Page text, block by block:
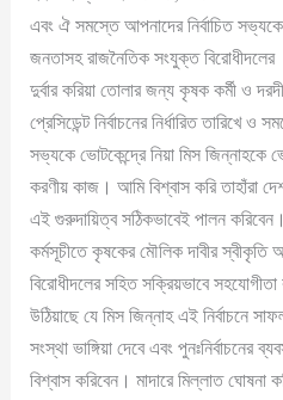
এবং ঐ সমস্তে আপনাদের নির্বাচিত
জনতাসহ রাজনৈতিক সংযুক্ত
দুর্বার করিয়া তোলার জন্য কৃষক কর্মী ও
প্রেসিডেন্ট নির্বাচনের নির্ধারিত তারিখে ও
সভ্যকে ভোটকেন্দ্রে নিয়া মিস
করণীয় কাজ। আমি বিশ্বাস করি তাহাঁরা
এই গুরুদায়িত্ব সঠিকভাবেই পালন
কর্মসূচীতে কৃষকের মৌলিক দাবীর
বিরোধীদলের সহিত সক্রিয়ভাবে
উঠিয়াছে যে মিস জিন্নাহ এই নির্বাচনে
সংস্থা ভাঙ্গিয়া দেবে এবং পুনঃনির্বাচনের
বিশ্বাস করিবেন। মাদারে মিল্লাত ঘোষনা